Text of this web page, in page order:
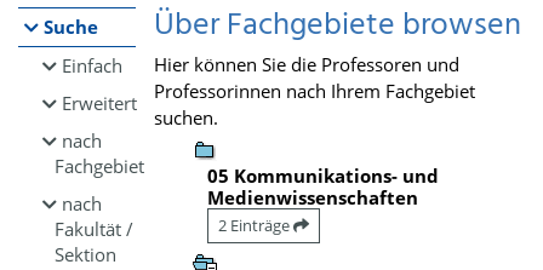
Suche
Einfach
Erweitert
nach
Fachgebiet
nach
Fakultät /
Sektion
Über Fachgebiete browsen
Hier können Sie die Professoren und
Professorinnen nach Ihrem Fachgebiet
suchen.
05 Kommunikations- und
Medienwissenschaften
2 Einträge